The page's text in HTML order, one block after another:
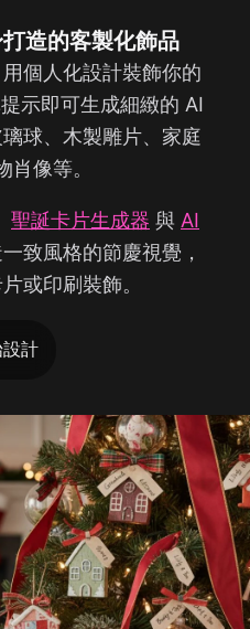
造的客製化飾品
個人化設計裝飾你的
示即可生成細緻的 AI
球、木製雕片、家庭
肖像等。
聖誕卡片生成器 與 AI
一致風格的節慶視覺，
或印刷裝飾。
計